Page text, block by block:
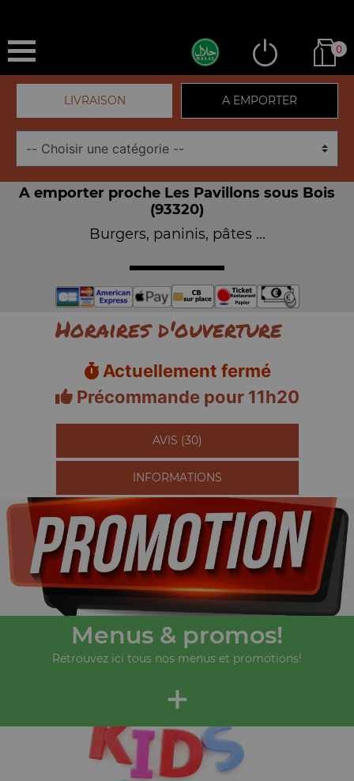
0
LIVRAISON A EMPORTER
A emporter proche Les Pavillons sous Bois
(93320)
Burgers, paninis, pâtes ...
Horaires d'ouverture
Actuellement fermé
Précommande pour 11h20
AVIS (30)
INFORMATIONS
Menus & promos!
Retrouvez ici tous nos menus et promotions!
+